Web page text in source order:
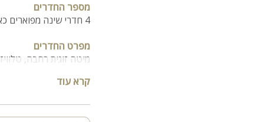
מספר החדרים
4 חדרי שינה מפוארים כאשר לכל אחד חדר רחצה פרטי
מפרט החדרים
מיטה זוגית רחבה,
קרא עוד